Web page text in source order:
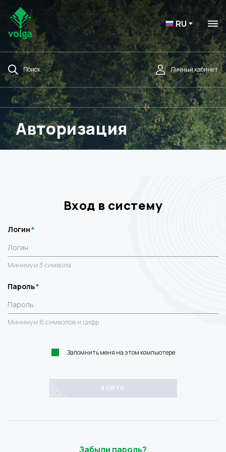
RU
Поиск Личный кабинет
Авторизация
Вход в систему
Логин
Минимум 3 символа
Пароль
Минимум 6 символов и цифр
Запомнить меня на этом компьютере
Забыли пароль?